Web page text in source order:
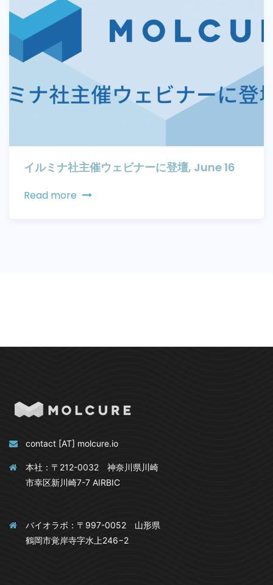
イルミナ社主催ウェビナーに登壇, June 16
Read more
contact [AT] molcure.io
本社：〒212-0032 神奈川県川崎
市幸区新川崎7-7 AIRBIC
バイオラボ：〒997-0052 山形県
鶴岡市覚岸寺字水上246−2